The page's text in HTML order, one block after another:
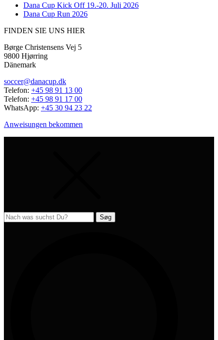
Dana Cup Kick Off 19.-20. Juli 2026
Dana Cup Run 2026
FINDEN SIE UNS HIER
Børge Christensens Vej 5
9800 Hjørring
Dänemark
soccer@danacup.dk
Telefon: +45 98 91 13 00
Telefon: +45 98 91 17 00
WhatsApp: +45 30 94 23 22
Anweisungen bekommen